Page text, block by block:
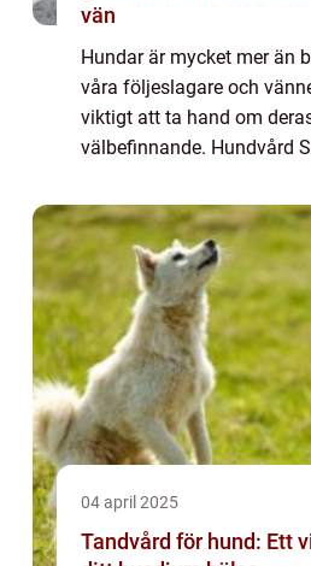
vän
Hundar är mycket mer än
våra följeslagare och
viktigt att ta hand om
välbefinnande. Hundvård
04 april 2025
Tandvård för hund: Ett